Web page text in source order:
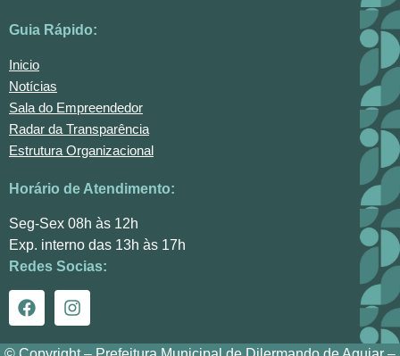
Guia Rápido:
Inicio
Notícias
Sala do Empreendedor
Radar da Transparência
Estrutura Organizacional
Horário de Atendimento:
Seg-Sex 08h às 12h
Exp. interno das 13h às 17h
Redes Socias: